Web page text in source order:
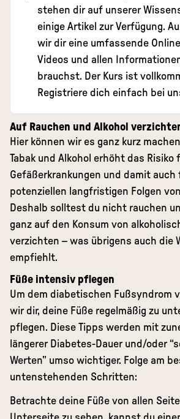
stehen dir auf unserer
einige Artikel zur Verfügung.
wir dir eine umfassende
Videos und allen
brauchst. Der Kurs ist
Registriere dich einfach bei
Auf Rauchen und Alkohol
Hier können wir es ganz kurz
Tabak und Alkohol erhöht das Risiko
Gefäßerkrankungen und damit auch
potenziellen langfristigen Folgen
Deshalb solltest du nicht rauchen
ganz auf den Konsum von
verzichten – was übrigens auch die
empfiehlt.
Füße intensiv pflegen
Um dem diabetischen Fußsyndrom
wir dir, deine Füße regelmäßig zu
pflegen. Diese Tipps werden mit
längerer Diabetes-Dauer und/oder
Werten” umso wichtiger. Folge am
untenstehenden Schritten:
Betrachte deine Füße von allen